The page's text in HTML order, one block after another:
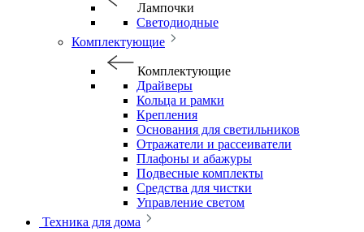
Лампочки
Светодиодные
Комплектующие
Комплектующие
Драйверы
Кольца и рамки
Крепления
Основания для светильников
Отражатели и рассеиватели
Плафоны и абажуры
Подвесные комплекты
Средства для чистки
Управление светом
Техника для дома